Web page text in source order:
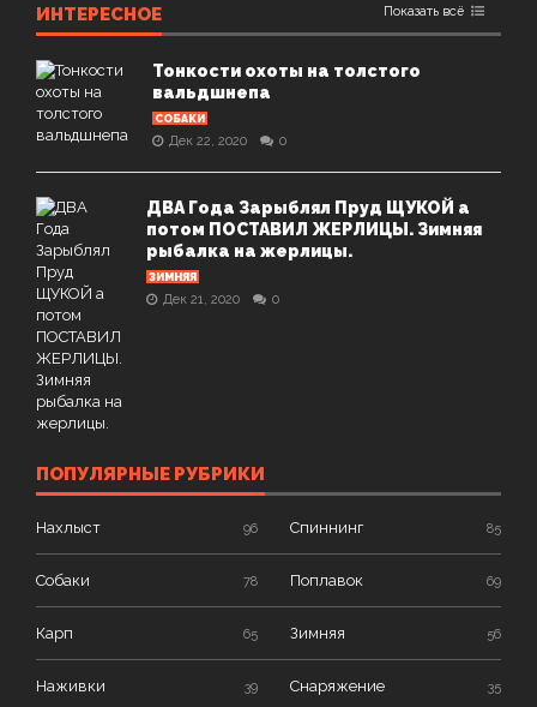
ИНТЕРЕСНОЕ Показать всё
Тонкости охоты на толстого
вальдшнепа
СОБАКИ
Дек 22, 2020 0
ДВА Года Зарыблял Пруд ЩУКОЙ а
потом ПОСТАВИЛ ЖЕРЛИЦЫ. Зимняя
рыбалка на жерлицы.
ЗИМНЯЯ
Дек 21, 2020 0
ПОПУЛЯРНЫЕ РУБРИКИ
Нахлыст 96 Спиннинг 85
Собаки 78 Поплавок 69
Карп 65 Зимняя 56
Наживки 39 Снаряжение 35